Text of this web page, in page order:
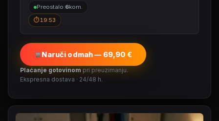
Preostalo:6kom.
⏱19:52
Naruči odmah — 69,90 €
Plaćanje gotovinom pri preuzimanju.
Ekspresna dostava · 24/48 h.